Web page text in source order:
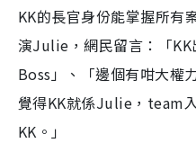
KK的長官身份能掌握所有
演Julie，網民留言：「
Boss」、「邊個有咁大權
覺得KK就係Julie，team
KK。」